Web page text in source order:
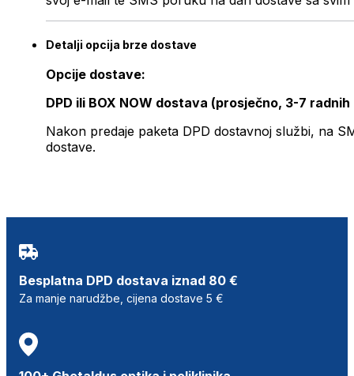
Detalji opcija brze dostave
Opcije dostave:
DPD ili BOX NOW dostava (prosječno, 3-7 radnih
Nakon predaje paketa DPD dostavnoj službi, na
dostave.
Besplatna DPD dostava iznad 80 €
Za manje narudžbe, cijena dostave 5 €